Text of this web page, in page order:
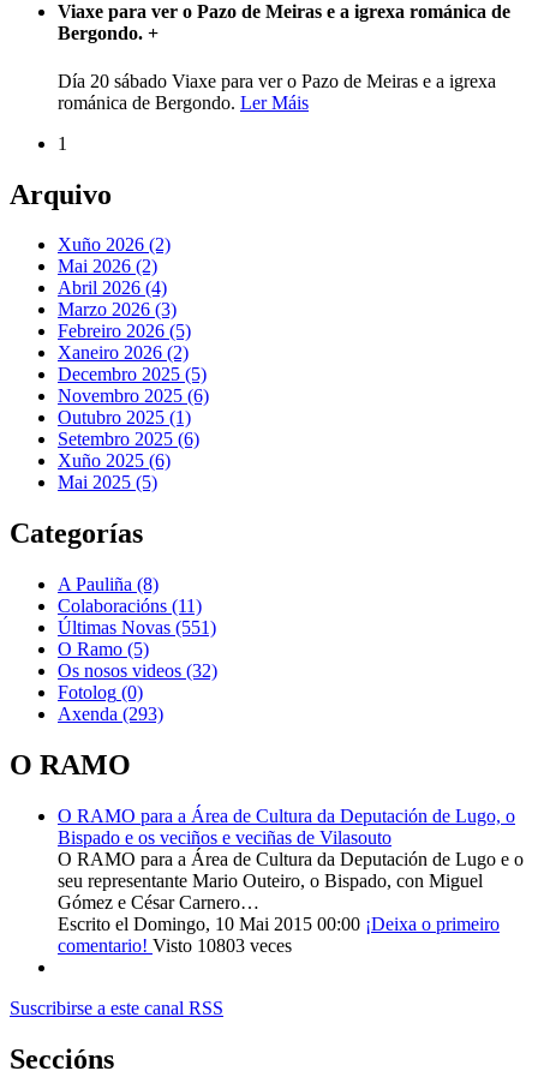
Viaxe para ver o Pazo de Meiras e a igrexa románica de
Bergondo. +
Día 20 sábado Viaxe para ver o Pazo de Meiras e a igrexa
románica de Bergondo. Ler Máis
1
Arquivo
Xuño 2026 (2)
Mai 2026 (2)
Abril 2026 (4)
Marzo 2026 (3)
Febreiro 2026 (5)
Xaneiro 2026 (2)
Decembro 2025 (5)
Novembro 2025 (6)
Outubro 2025 (1)
Setembro 2025 (6)
Xuño 2025 (6)
Mai 2025 (5)
Categorías
A Pauliña (8)
Colaboracións (11)
Últimas Novas (551)
O Ramo (5)
Os nosos videos (32)
Fotolog (0)
Axenda (293)
O RAMO
O RAMO para a Área de Cultura da Deputación de Lugo, o
Bispado e os veciños e veciñas de Vilasouto
O RAMO para a Área de Cultura da Deputación de Lugo e o
seu representante Mario Outeiro, o Bispado, con Miguel
Gómez e César Carnero…
Escrito el Domingo, 10 Mai 2015 00:00 ¡Deixa o primeiro
comentario! Visto 10803 veces
Suscribirse a este canal RSS
Seccións